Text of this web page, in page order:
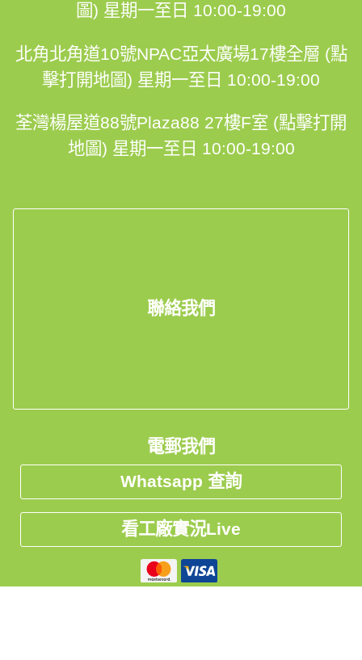
圖) 星期一至日 10:00-19:00
北角北角道10號NPAC亞太廣場17樓全層 (點
擊打開地圖) 星期一至日 10:00-19:00
荃灣楊屋道88號Plaza88 27樓F室 (點擊打開
地圖) 星期一至日 10:00-19:00
聯絡我們
電郵我們
Whatsapp 查詢
看工廠實況Live